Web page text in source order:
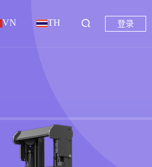
VN TH 登录